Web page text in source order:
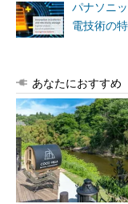
パナソニ
電技術の
あなたにおすすめ